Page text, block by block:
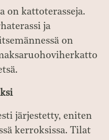
on kattoterasseja.
ja
on
järjestetty, eniten
kerroksissa. Tilat